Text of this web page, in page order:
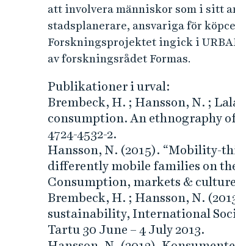
r
L
o
g
i
s
t
i
c
att involvera människor som i sitt
stadsplanerare, ansvariga för
Forskningsprojektet ingick i
av forskningsrådet Formas.
Publikationer i urval:
Brembeck, H. ; Hansson, N. ;
consumption. An ethnography
4724-4532-2.
Hansson, N. (2015). “Mobility-
differently mobile families on
Consumption, markets &
Brembeck, H. ; Hansson, N.
sustainability, International
Tartu 30 June – 4 July 2013.